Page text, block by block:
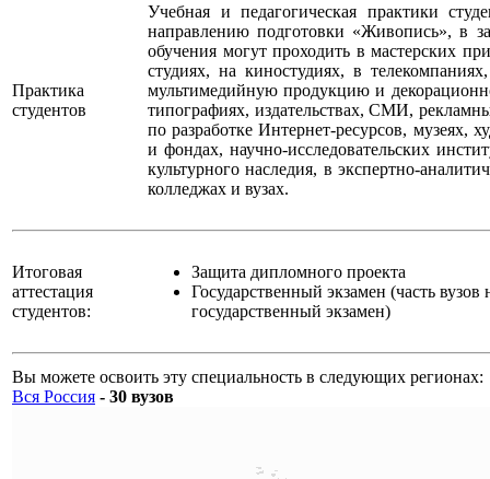
Практика
студентов
Учебная и педагогическая практики
направлению подготовки «Живопись», в
обучения могут проходить в мастерских
студиях, на киностудиях, в
мультимедийную продукцию и
типографиях, издательствах, СМИ,
по разработке Интернет-ресурсов, музеях,
и фондах, научно-исследовательских
культурного наследия, в экспертно-
колледжах и вузах.
Итоговая
аттестация
студентов:
Защита дипломного проекта
Государственный экзамен (часть вузов
государственный экзамен)
Вы можете освоить эту специальность в следующих регионах:
Вся Россия - 30 вузов